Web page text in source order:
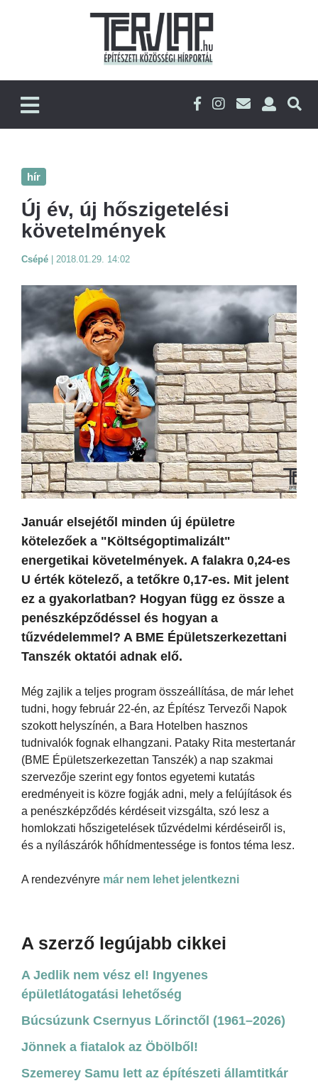
hír
Új év, új hőszigetelési
követelmények
Csépé 2018.01.29. 14:02
Január elsejétől minden új épületre
kötelezőek a "Költségoptimalizált"
energetikai követelmények. A falakra 0,24-es
U érték kötelező, a tetőkre 0,17-es. Mit jelent
ez a gyakorlatban? Hogyan függ ez össze a
penészképződéssel és hogyan a
tűzvédelemmel? A BME Épületszerkezettani
Tanszék oktatói adnak elő.
Még zajlik a teljes program összeállítása, de már lehet
tudni, hogy február 22-én, az Építész Tervezői Napok
szokott helyszínén, a Bara Hotelben hasznos
tudnivalók fognak elhangzani. Pataky Rita mestertanár
(BME Épületszerkezettan Tanszék) a nap szakmai
szervezője szerint egy fontos egyetemi kutatás
eredményeit is közre fogják adni, mely a felújítások és
a penészképződés kérdéseit vizsgálta, szó lesz a
homlokzati hőszigetelések tűzvédelmi kérdéseiről is,
és a nyílászárók hőhídmentessége is fontos téma lesz.
A rendezvényre már nem lehet jelentkezni
A szerző legújabb cikkei
A Jedlik nem vész el! Ingyenes
épületlátogatási lehetőség
Búcsúzunk Csernyus Lőrinctől (1961–2026)
Jönnek a fiatalok az Öbölből!
Szemerey Samu lett az építészeti államtitkár